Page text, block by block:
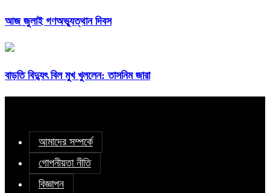
আজ জুলাই গণঅভ্যুত্থান দিবস
বাড়তি বিদ্যুৎ বিল মুখ খুললেন: তাসনিম জারা
আমাদের সম্পর্কে
গোপনীয়তা নীতি
বিজ্ঞাপন